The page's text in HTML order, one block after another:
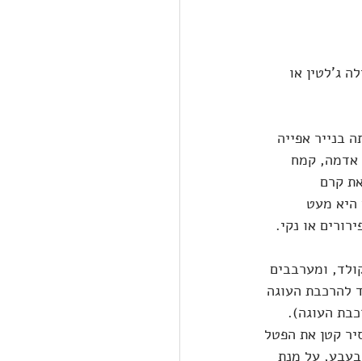
ג'לטין או
בנייר אפייה
אדמה, קמח
קרם
היא מעט
עם מעט פירורים או נקי.
ומערבבים
להרכבת העוגה
קטן את הפטל
התחילה לבעבע, על מנת